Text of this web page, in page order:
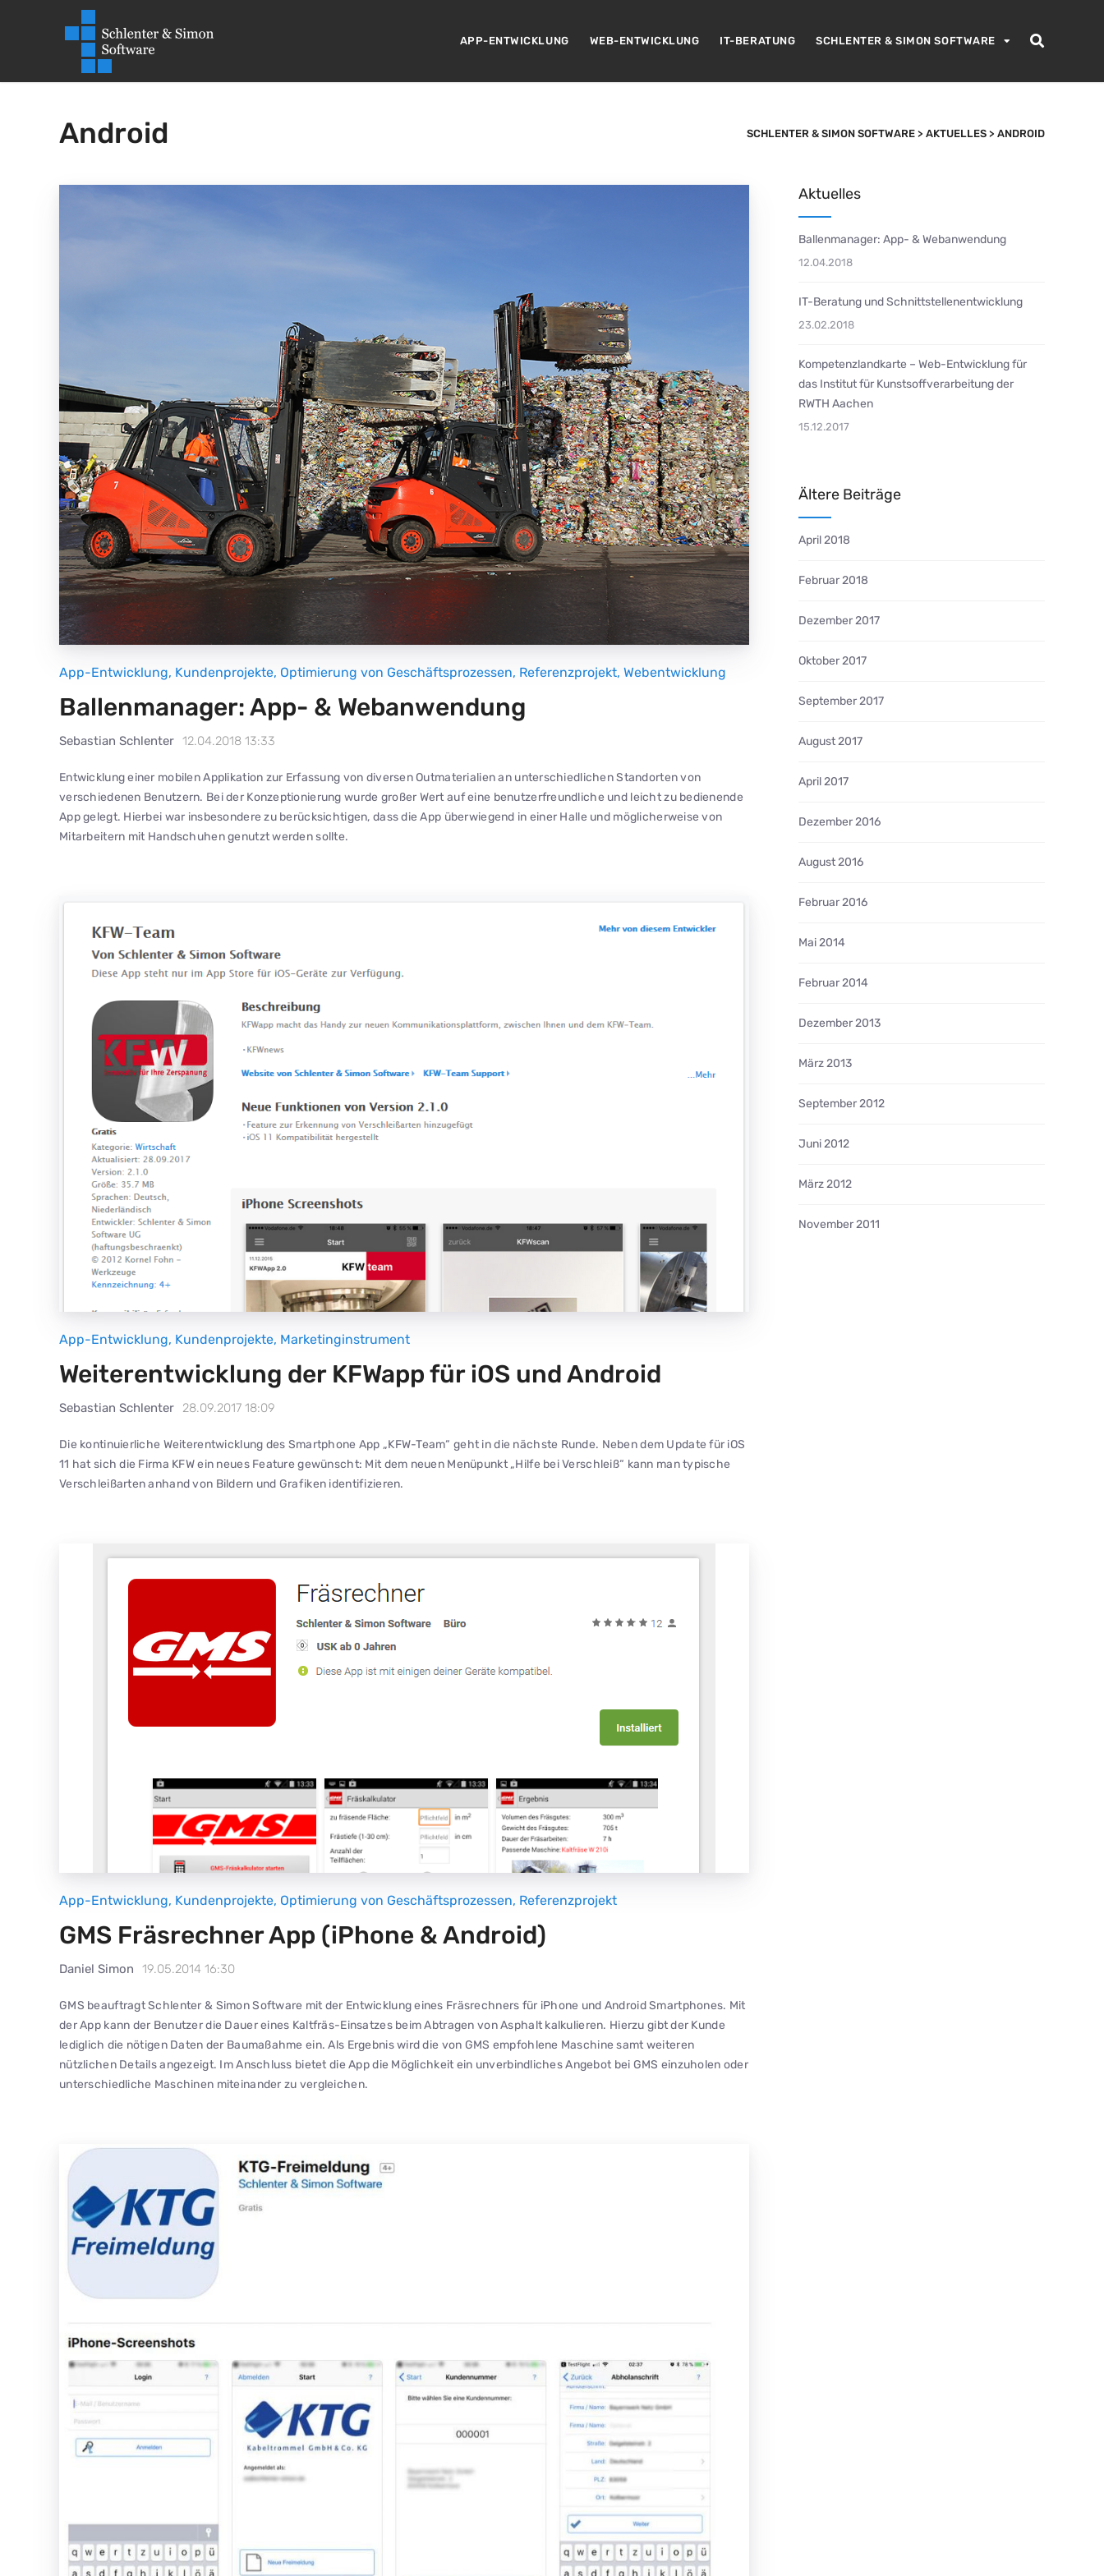
APP-ENTWICKLUNG WEB-ENTWICKLUNG IT-BERATUNG SCHLENTER & SIMON SOFTWARE
Android SCHLENTER & SIMON SOFTWARE > AKTUELLES > ANDROID
App-Entwicklung, Kundenprojekte, Optimierung von Geschäftsprozessen, Referenzprojekt, Webentwicklung
Ballenmanager: App- & Webanwendung
Sebastian Schlenter 12.04.2018 13:33
Entwicklung einer mobilen Applikation zur Erfassung von diversen Outmaterialien an unterschiedlichen Standorten von
verschiedenen Benutzern. Bei der Konzeptionierung wurde großer Wert auf eine benutzerfreundliche und leicht zu bedienende
App gelegt. Hierbei war insbesondere zu berücksichtigen, dass die App überwiegend in einer Halle und möglicherweise von
Mitarbeitern mit Handschuhen genutzt werden sollte.
App-Entwicklung, Kundenprojekte, Marketinginstrument
Weiterentwicklung der KFWapp für iOS und Android
Sebastian Schlenter 28.09.2017 18:09
Die kontinuierliche Weiterentwicklung des Smartphone App „KFW-Team“ geht in die nächste Runde. Neben dem Update für iOS
11 hat sich die Firma KFW ein neues Feature gewünscht: Mit dem neuen Menüpunkt „Hilfe bei Verschleiß“ kann man typische
Verschleißarten anhand von Bildern und Grafiken identifizieren.
App-Entwicklung, Kundenprojekte, Optimierung von Geschäftsprozessen, Referenzprojekt
GMS Fräsrechner App (iPhone & Android)
Daniel Simon 19.05.2014 16:30
GMS beauftragt Schlenter & Simon Software mit der Entwicklung eines Fräsrechners für iPhone und Android Smartphones. Mit
der App kann der Benutzer die Dauer eines Kaltfräs-Einsatzes beim Abtragen von Asphalt kalkulieren. Hierzu gibt der Kunde
lediglich die nötigen Daten der Baumaßahme ein. Als Ergebnis wird die von GMS empfohlene Maschine samt weiteren
nützlichen Details angezeigt. Im Anschluss bietet die App die Möglichkeit ein unverbindliches Angebot bei GMS einzuholen oder
unterschiedliche Maschinen miteinander zu vergleichen.
Aktuelles
Ballenmanager: App- & Webanwendung
12.04.2018
IT-Beratung und Schnittstellenentwicklung
23.02.2018
Kompetenzlandkarte – Web-Entwicklung für
das Institut für Kunstsoffverarbeitung der
RWTH Aachen
15.12.2017
Ältere Beiträge
April 2018
Februar 2018
Dezember 2017
Oktober 2017
September 2017
August 2017
April 2017
Dezember 2016
August 2016
Februar 2016
Mai 2014
Februar 2014
Dezember 2013
März 2013
September 2012
Juni 2012
März 2012
November 2011